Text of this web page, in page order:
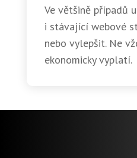
Ve většině případů
i stávající webové
nebo vylepšit. Ne
ekonomicky vyplatí.